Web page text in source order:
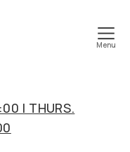
Menu
| THURS.